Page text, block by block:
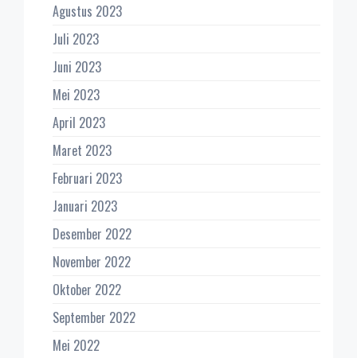
Agustus 2023
Juli 2023
Juni 2023
Mei 2023
April 2023
Maret 2023
Februari 2023
Januari 2023
Desember 2022
November 2022
Oktober 2022
September 2022
Mei 2022